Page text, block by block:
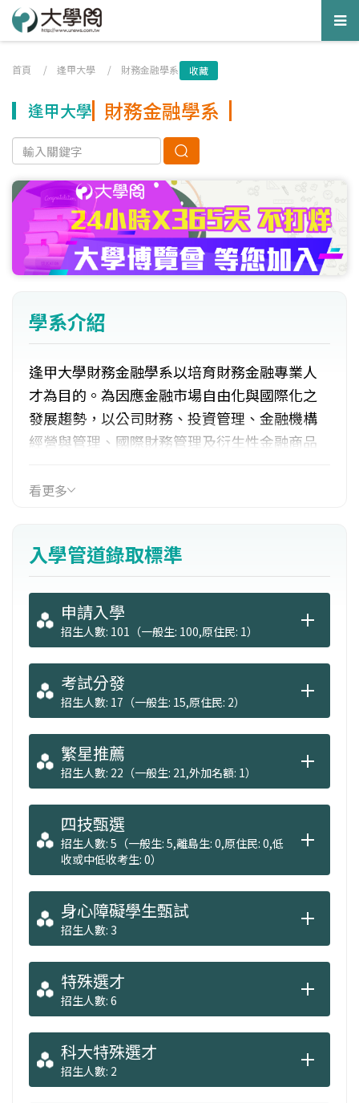
首頁 / 逢甲大學 / 財務金融學系 收藏
逢甲大學 財務金融學系
學系介紹
逢甲大學財務金融學系以培育財務金融專業人
才為目的。為因應金融市場自由化與國際化之
發展趨勢，以公司財務、投資管理、金融機構
經營與管理、國際財務管理及衍生性金融商品
所、電子商務中心與財經法律研究所加強合
資管理、金融機構經營與管理、國際財務管理
及金融工程為主要教學與研究領域。
看更多
入學管道錄取標準
申請入學
招生人數: 101（一般生: 100,原住民: 1）
考試分發
招生人數: 17（一般生: 15,原住民: 2）
繁星推薦
招生人數: 22（一般生: 21,外加名額: 1）
四技甄選
招生人數: 5（一般生: 5,離島生: 0,原住民: 0,低
收或中低收考生: 0）
身心障礙學生甄試
招生人數: 3
特殊選才
招生人數: 6
科大特殊選才
招生人數: 2